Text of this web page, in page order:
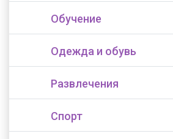
Обучение
Одежда и обувь
Развлечения
Спорт